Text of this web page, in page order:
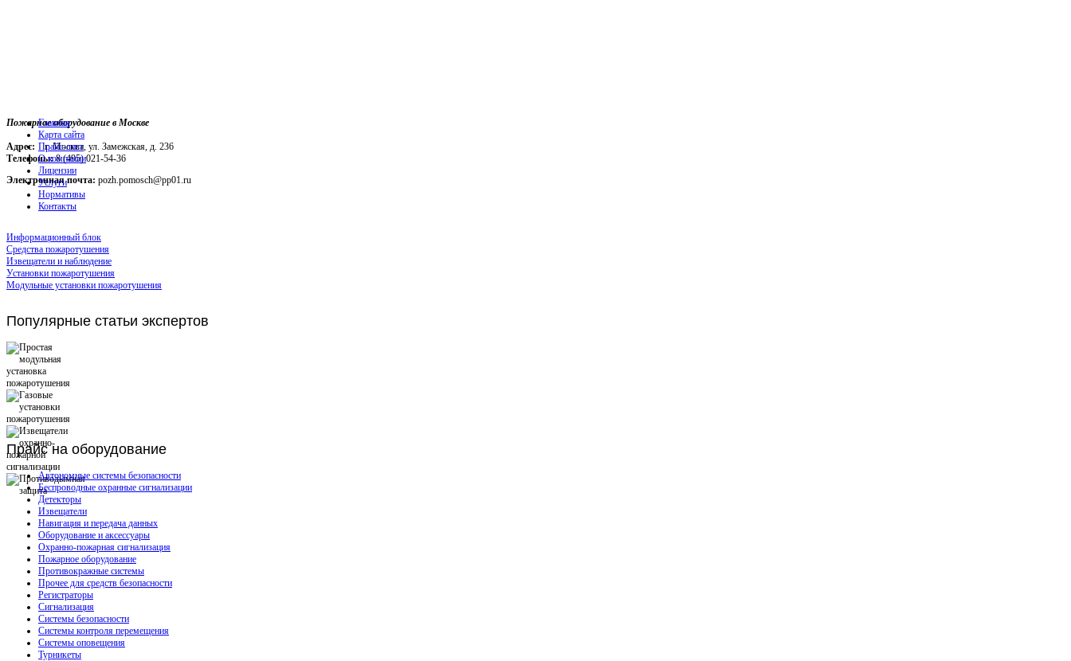
Пожарное оборудование в Москве
Адрес: г. Москва, ул. Замежская, д. 236
Телефоны:8 (495) 021-54-36
Электронная почта: pozh.pomosch@pp01.ru
Главная
Карта сайта
Прайс-лист
О компании
Лицензии
Услуги
Нормативы
Контакты
Информационный блок
Средства пожаротушения
Извещатели и наблюдение
Установки пожаротушения
Модульные установки пожаротушения
Популярные статьи экспертов
Прайсна оборудование
Автономные системы безопасности
Беспроводные охранные сигнализации
Детекторы
Извещатели
Навигация и передача данных
Оборудование и аксессуары
Охранно-пожарная сигнализация
Пожарное оборудование
Противокражные системы
Прочее для средств безопасности
Регистраторы
Сигнализация
Системы безопасности
Системы контроля перемещения
Системы оповещения
Турникеты